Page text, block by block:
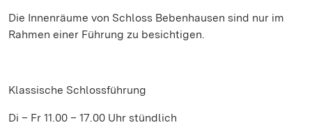
Die Innenräume von Schloss Bebenhausen sind nur im
Rahmen einer Führung zu besichtigen.
Klassische Schlossführung
Di – Fr 11.00 – 17.00 Uhr stündlich